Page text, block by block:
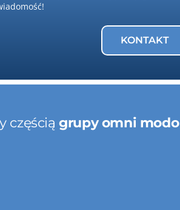
KONTAKT
częściągrupy omni modo